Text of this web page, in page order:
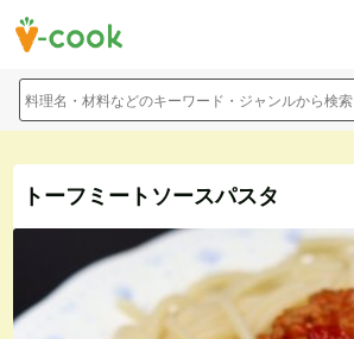
料理名・材料などのキーワード・ジャンルから検索
トーフミートソースパスタ